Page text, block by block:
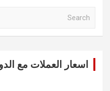
اسعار العملات مع